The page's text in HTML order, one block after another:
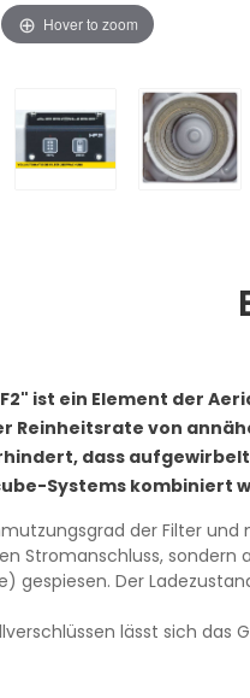
Hover to zoom
ist ein Element der
Reinheitsrate von
dass
Systems kombiniert
der Filter
Stromanschluss,
gespiesen. Der
lässt sich